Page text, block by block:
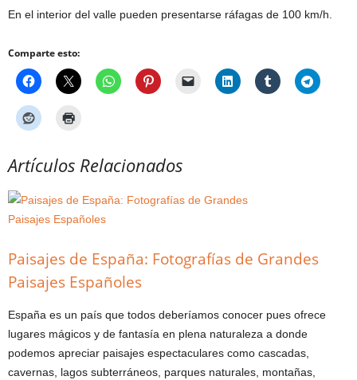
En el interior del valle pueden presentarse ráfagas de 100 km/h.
Comparte esto:
Artículos Relacionados
Paisajes de España: Fotografías de Grandes
Paisajes Españoles
España es un país que todos deberíamos conocer pues ofrece
lugares mágicos y de fantasía en plena naturaleza a donde
podemos apreciar paisajes espectaculares como cascadas,
cavernas, lagos subterráneos, parques naturales, montañas,